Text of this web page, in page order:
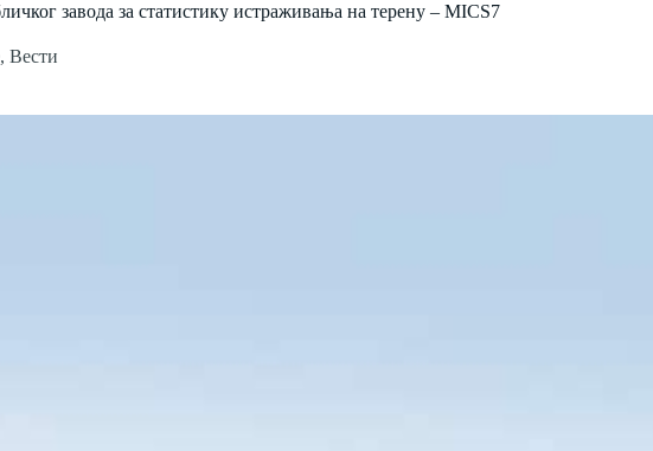
завода за статистику истраживања на терену – MICS7
, Вести